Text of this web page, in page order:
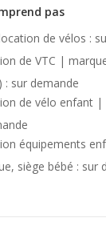
pas
de vélos :
de VTC |
: sur demande
de vélo enfant |
équipements
siège bébé : sur